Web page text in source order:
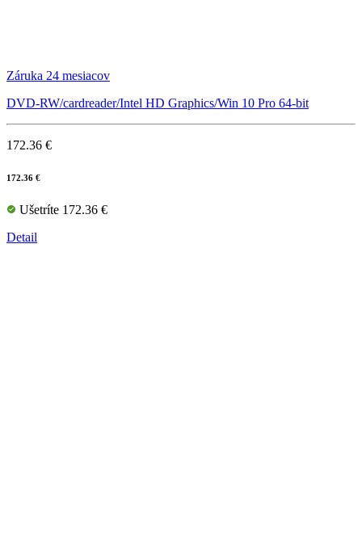
Záruka 24 mesiacov
DVD-RW/cardreader/Intel HD Graphics/Win 10 Pro 64-bit
172.36 €
172.36 €
Ušetríte 172.36 €
Detail